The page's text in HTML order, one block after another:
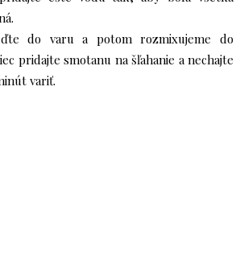
do varu a potom rozmixujeme do
pridajte smotanu na šľahanie a nechajte
variť.